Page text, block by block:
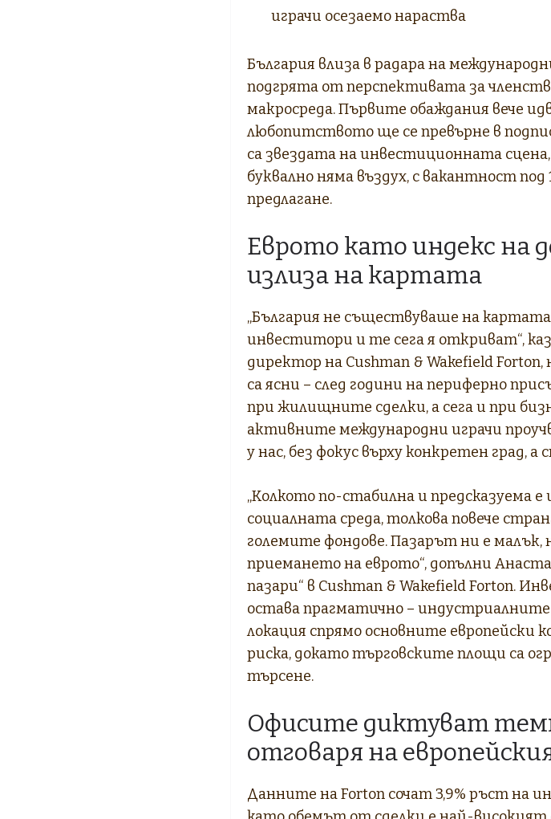
играчи осезаемо нараства
България влиза в радара на
подгрята от перспективата за
макросреда. Първите обаждания вече
любопитството ще се превърне в
са звездата на инвестиционната
буквално няма въздух, с вакантност
предлагане.
Еврото като индекс на
излиза на картата
„България не съществуваше на
инвеститори и те сега я откриват“,
директор на Cushman & Wakefield
са ясни – след години на периферно
при жилищните сделки, а сега и при
активните международни играчи
у нас, без фокус върху конкретен град,
„Колкото по-стабилна и предсказуема
социалната среда, толкова повече
големите фондове. Пазарът ни е малък,
приемането на еврото“, допълни
пазари“ в Cushman & Wakefield Forton.
остава прагматично –
локация спрямо основните европейски
риска, докато търговските площи са
търсене.
Офисите диктуват
отговаря на
Данните на Forton сочат 3,9% ръст на